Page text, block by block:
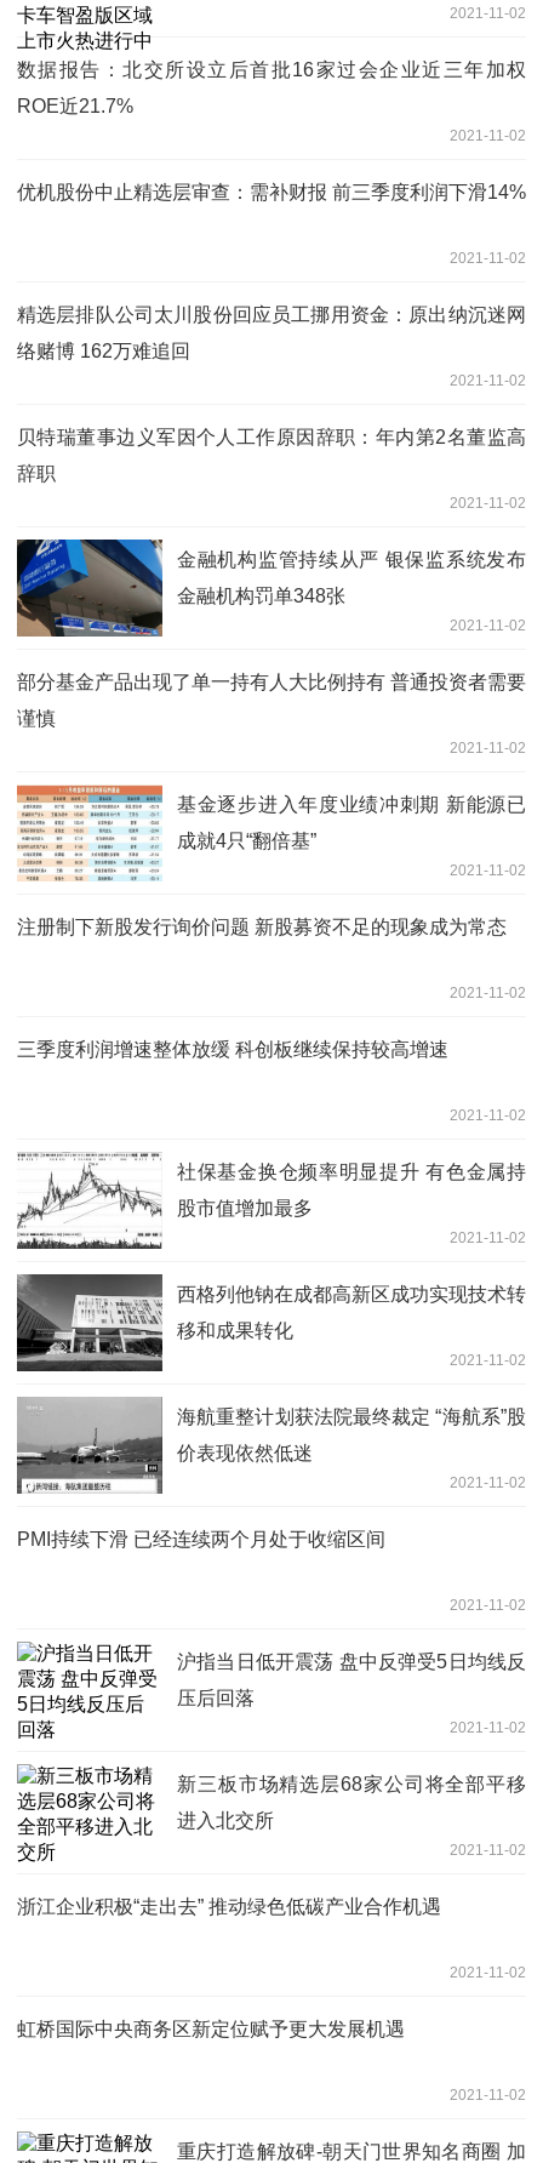
2021-11-02
数据报告：北交所设立后首批16家过会企业近三年加权
ROE近21.7%
2021-11-02
优机股份中止精选层审查：需补财报 前三季度利润下滑14%
2021-11-02
精选层排队公司太川股份回应员工挪用资金：原出纳沉迷网
络赌博 162万难追回
2021-11-02
贝特瑞董事边义军因个人工作原因辞职：年内第2名董监高
辞职
2021-11-02
金融机构监管持续从严 银保监系统发布
金融机构罚单348张
2021-11-02
部分基金产品出现了单一持有人大比例持有 普通投资者需要
谨慎
2021-11-02
基金逐步进入年度业绩冲刺期 新能源已
成就4只“翻倍基”
2021-11-02
注册制下新股发行询价问题 新股募资不足的现象成为常态
2021-11-02
三季度利润增速整体放缓 科创板继续保持较高增速
2021-11-02
社保基金换仓频率明显提升 有色金属持
股市值增加最多
2021-11-02
西格列他钠在成都高新区成功实现技术转
移和成果转化
2021-11-02
海航重整计划获法院最终裁定 “海航系”股
价表现依然低迷
2021-11-02
PMI持续下滑 已经连续两个月处于收缩区间
2021-11-02
沪指当日低开震荡 盘中反弹受5日均线反
压后回落
2021-11-02
新三板市场精选层68家公司将全部平移
进入北交所
2021-11-02
浙江企业积极“走出去” 推动绿色低碳产业合作机遇
2021-11-02
虹桥国际中央商务区新定位赋予更大发展机遇
2021-11-02
重庆打造解放碑-朝天门世界知名商圈 加